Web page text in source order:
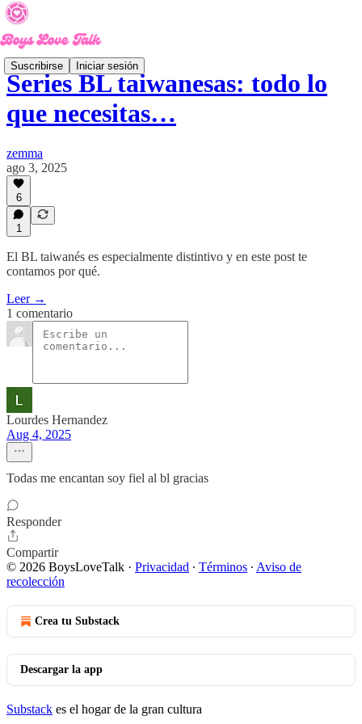
Suscribirse Iniciar sesión
Series BL taiwanesas: todo lo
que necesitas…
zemma
ago 3, 2025
6
1
El BL taiwanés es especialmente distintivo y en este post te
contamos por qué.
Leer →
1 comentario
Lourdes Hernandez
Aug 4, 2025
Todas me encantan soy fiel al bl gracias
Responder
Compartir
© 2026 BoysLoveTalk · Privacidad ∙ Términos ∙ Aviso de
recolección
Crea tu Substack
Descargar la app
Substack es el hogar de la gran cultura